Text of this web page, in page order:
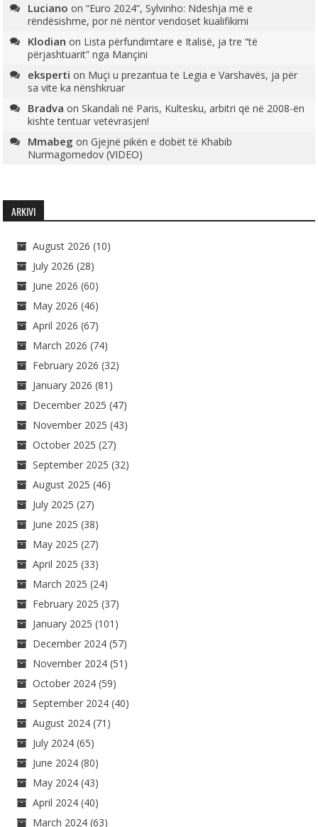
Luciano on“Euro 2024”, Sylvinho: Ndeshja më e
rëndësishme, por në nëntor vendoset kualifikimi
Klodian on Lista përfundimtare e Italisë, ja tre “të
përjashtuarit” nga Mançini
eksperti on Muçi u prezantua te Legia e Varshavës, ja për
sa vite ka nënshkruar
Bradva onSkandali në Paris, Kultesku, arbitri që në 2008-ën
kishte tentuar vetëvrasjen!
Mmabeg onGjejnë pikën e dobët të Khabib
Nurmagomedov (VIDEO)
ARKIVI
August 2026 (10)
July 2026 (28)
June 2026 (60)
May 2026 (46)
April 2026 (67)
March 2026 (74)
February 2026 (32)
January 2026 (81)
December 2025 (47)
November 2025 (43)
October 2025 (27)
September 2025 (32)
August 2025 (46)
July 2025 (27)
June 2025 (38)
May 2025 (27)
April 2025 (33)
March 2025 (24)
February 2025 (37)
January 2025 (101)
December 2024 (57)
November 2024 (51)
October 2024 (59)
September 2024 (40)
August 2024 (71)
July 2024 (65)
June 2024 (80)
May 2024 (43)
April 2024 (40)
March 2024 (63)